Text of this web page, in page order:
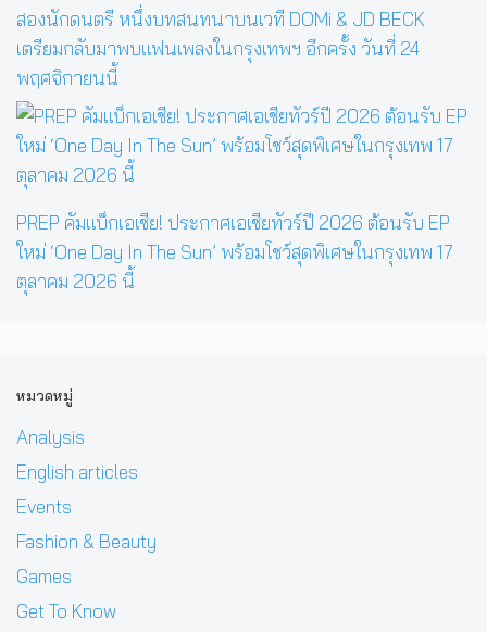
สองนักดนตรี หนึ่งบทสนทนาบนเวที DOMi & JD BECK
เตรียมกลับมาพบแฟนเพลงในกรุงเทพฯ อีกครั้ง วันที่ 24
พฤศจิกายนนี้
PREP คัมแบ็กเอเชีย! ประกาศเอเชียทัวร์ปี 2026 ต้อนรับ EP
ใหม่ ‘One Day In The Sun’ พร้อมโชว์สุดพิเศษในกรุงเทพ 17
ตุลาคม 2026 นี้
หมวดหมู่
Analysis
English articles
Events
Fashion & Beauty
Games
Get To Know